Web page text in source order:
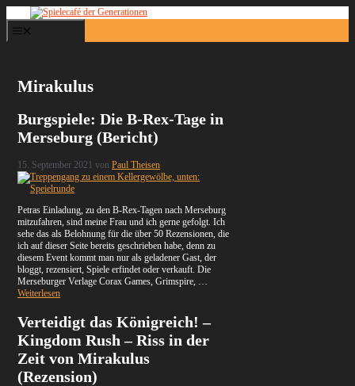
Inhalt
springen
Mirakulus
Burgspiele: Die B-Rex-Tage in
Merseburg (Bericht)
15. September 2021 vonPaul Theisen
Petras Einladung, zu den B-Rex-Tagen nach Merseburg
mitzufahren, sind meine Frau und ich gerne gefolgt. Ich
sehe das als Belohnung für die über 50 Rezensionen, die
ich auf dieser Seite bereits geschrieben habe, denn zu
diesem Event kommt man nur als geladener Gast, der
bloggt, rezensiert, Spiele erfindet oder verkauft. Die
Merseburger Verlage Corax Games, Grimspire, …
Weiterlesen
Verteidigt das Königreich! –
Kingdom Rush – Riss in der
Zeit von Mirakulus
(Rezension)